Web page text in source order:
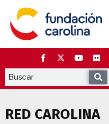
contenido
RED CAROLINA